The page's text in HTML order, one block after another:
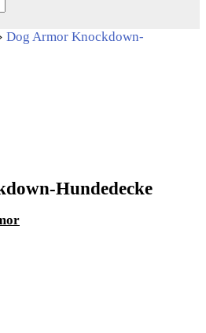
Dog Armor Knockdown-
Hundedecke